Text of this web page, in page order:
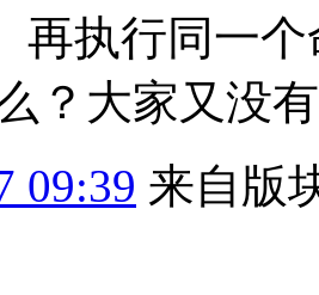
再执行同一
？大家又没
09:39 来自版